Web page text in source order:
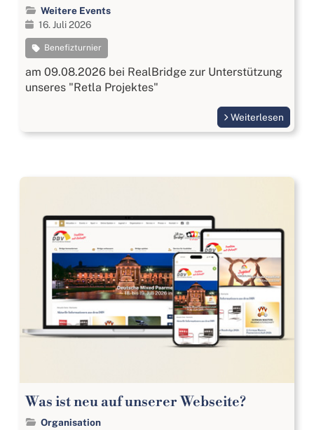
Weitere Events
16. Juli 2026
Benefizturnier
am 09.08.2026 bei RealBridge zur Unterstützung
unseres "Retla Projektes"
Weiterlesen
Was ist neu auf unserer Webseite?
Organisation